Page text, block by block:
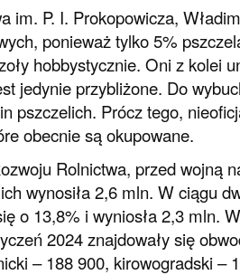
im. P. I. Prokopowicza,
ponieważ tylko 5%
hobbystycznie. Oni z kolei
jedynie przybliżone. Do
pszczelich. Prócz tego,
obecnie są okupowane.
Rolnictwa, przed wojną
wynosiła 2,6 mln. W ciągu
o 13,8% i wyniosła 2,3 mln.
2024 znajdowały się
– 188 900, kirowogradski –